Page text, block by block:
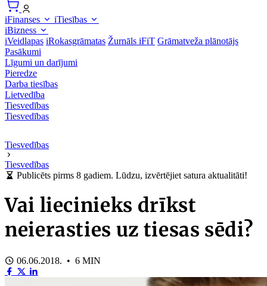
iFinanses
iTiesības
iBizness
iVeidlapas iRokasgrāmatas Žurnāls iFiT Grāmatveža plānotājs
Pasākumi
Līgumi un darījumi
Pieredze
Darba tiesības
Lietvedība
Tiesvedības
Tiesvedības
Tiesvedības
Tiesvedības
Publicēts pirms 8 gadiem. Lūdzu, izvērtējiet satura aktualitāti!
Vai liecinieks drīkst
neierasties uz tiesas sēdi?
06.06.2018. • 6 MIN